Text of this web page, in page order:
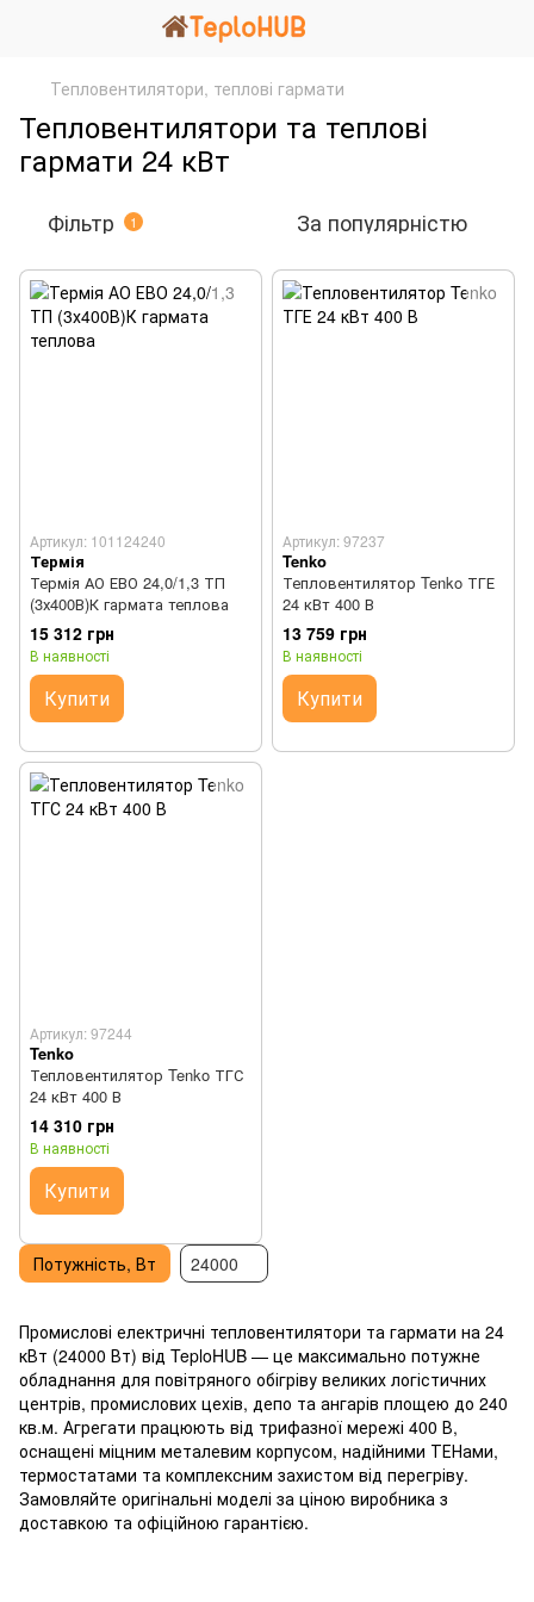
Тепловентилятори, теплові гармати
Промислові електричні тепловентилятори та гармати на 24
кВт (24000 Вт) від TeploHUB — це максимально потужне
обладнання для повітряного обігріву великих логістичних
центрів, промислових цехів, депо та ангарів площею до 240
кв.м. Агрегати працюють від трифазної мережі 400 В,
оснащені міцним металевим корпусом, надійними ТЕНами,
термостатами та комплексним захистом від перегріву.
Замовляйте оригінальні моделі за ціною виробника з
доставкою та офіційною гарантією.
Тепловентилятори та теплові
гармати 24 кВт
Фільтр 1 За популярністю
Артикул: 101124240
Термія
Термія АО ЕВО 24,0/1,3 ТП
(3х400В)К гармата теплова
15 312 грн
В наявності
Купити
Артикул: 97237
Tenko
Тепловентилятор Tenko ТГЕ
24 кВт 400 В
13 759 грн
В наявності
Купити
Артикул: 97244
Tenko
Тепловентилятор Tenko ТГС
24 кВт 400 В
14 310 грн
В наявності
Купити
Потужність, Вт 24000